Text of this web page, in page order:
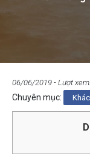
06/06/2019 - Lượt
Chuyên mục: